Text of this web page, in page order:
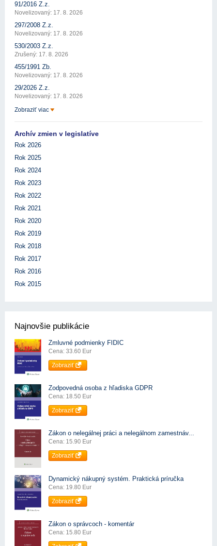
91/2016 Z.z.
Novelizovaný: 17. 8. 2026
297/2008 Z.z.
Novelizovaný: 17. 8. 2026
530/2003 Z.z.
Zrušený: 17. 8. 2026
455/1991 Zb.
Novelizovaný: 17. 8. 2026
29/2026 Z.z.
Novelizovaný: 17. 8. 2026
Zobraziť viac
Archív zmien v legislatíve
Rok 2026
Rok 2025
Rok 2024
Rok 2023
Rok 2022
Rok 2021
Rok 2020
Rok 2019
Rok 2018
Rok 2017
Rok 2016
Rok 2015
Najnovšie publikácie
Zmluvné podmienky FIDIC
Cena: 33.60 Eur
Zobraziť
Zodpovedná osoba z hľadiska GDPR
Cena: 18.50 Eur
Zobraziť
Zákon o nelegálnej práci a nelegálnom zamestnáv...
Cena: 15.90 Eur
Zobraziť
Dynamický nákupný systém. Praktická príručka
Cena: 19.80 Eur
Zobraziť
Zákon o správcoch - komentár
Cena: 15.80 Eur